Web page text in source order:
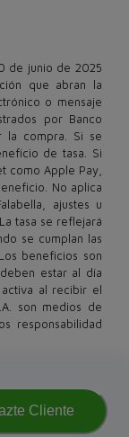
de junio de 2025
que abran la
o mensaje
por Banco
la compra. Si se
de tasa. Si
como Apple Pay,
No aplica
ajustes u
tasa se reflejará
se cumplan las
beneficios son
estar al día
al recibir el
son medios de
responsabilidad
Cliente